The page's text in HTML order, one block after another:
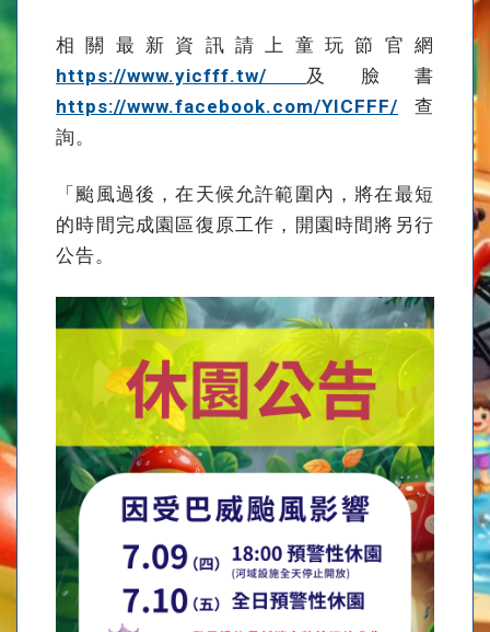
相關最新資訊請上童玩節官網
https://www.yicfff.tw/ 及臉書
https://www.facebook.com/YICFFF/ 查
詢。
「颱風過後，在天候允許範圍內，將在最短
的時間完成園區復原工作，開園時間將另行
公告。